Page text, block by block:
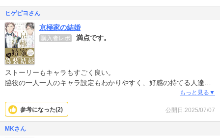
ヒゲピヨさん
京極家の結婚
購入者レポ 満点です。
ストーリーもキャラもすごく良い。
脇役の一人一人のキャラ設定もわかりやすく、好感の持てる人達
もっと見る▼
公開日:2025/07/07
参考になった(2)
MKさん